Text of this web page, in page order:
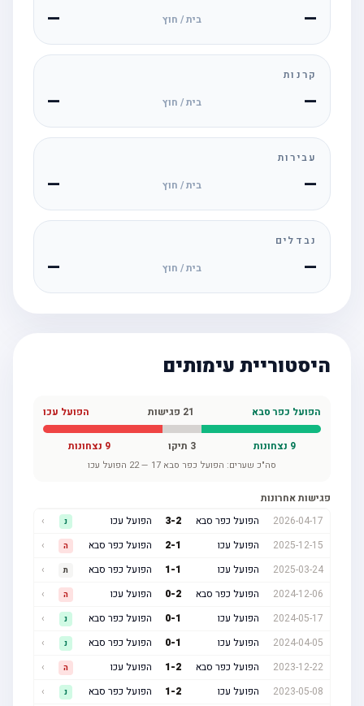
— בית / חוץ —
קרנות
— בית / חוץ —
עבירות
— בית / חוץ —
נבדלים
— בית / חוץ —
היסטוריית עימותים
הפועל כפר סבא פגישות הפועל עכו
נצחונות תיקו נצחונות
סה"כ שערים:הפועל כפר סבא17
—
22 הפועל עכו
פגישות אחרונות
2026-04-17
הפועל כפר סבא 3 הפועל עכו
2025-12-15
הפועל עכו 2 הפועל כפר סבא
2025-03-24
הפועל עכו 1 הפועל כפר סבא
2024-12-06
הפועל כפר סבא 0 הפועל עכו
2024-05-17
הפועל עכו 0 הפועל כפר סבא
2024-04-05
הפועל עכו 0 הפועל כפר סבא
2023-12-22
הפועל כפר סבא 1 הפועל עכו
2023-05-08
הפועל עכו 1 הפועל כפר סבא